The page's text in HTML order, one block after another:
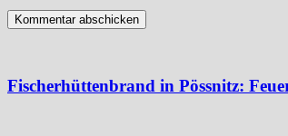
Fischerhüttenbrand in Pössnitz: